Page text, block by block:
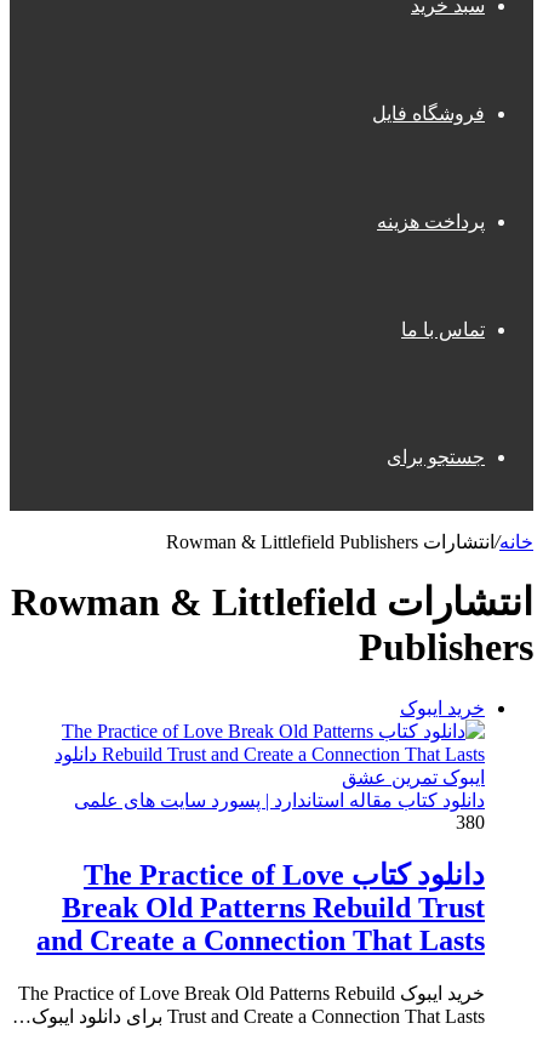
سبد خرید
فروشگاه فایل
پرداخت هزینه
تماس با ما
جستجو برای
خانه/ انتشارات Rowman & Littlefield Publishers
انتشارات Rowman & Littlefield
Publishers
خرید ایبوک
دانلود کتاب مقاله استاندارد | پسورد سایت های علمی
380
دانلود کتاب The Practice of Love
Break Old Patterns Rebuild Trust
and Create a Connection That Lasts
خرید ایبوک The Practice of Love Break Old Patterns Rebuild
Trust and Create a Connection That Lasts برای دانلود ایبوک…